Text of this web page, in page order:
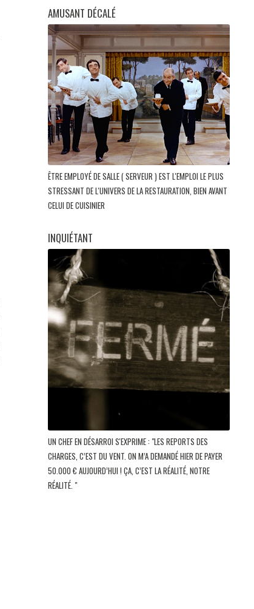
AMUSANT DÉCALÉ
ÊTRE EMPLOYÉ DE SALLE ( SERVEUR ) EST L'EMPLOI LE PLUS
STRESSANT DE L'UNIVERS DE LA RESTAURATION, BIEN AVANT
CELUI DE CUISINIER
INQUIÉTANT
UN CHEF EN DÉSARROI S'EXPRIME : "LES REPORTS DES
CHARGES, C’EST DU VENT. ON M’A DEMANDÉ HIER DE PAYER
50.000 € AUJOURD’HUI ! ÇA, C’EST LA RÉALITÉ, NOTRE
RÉALITÉ. "